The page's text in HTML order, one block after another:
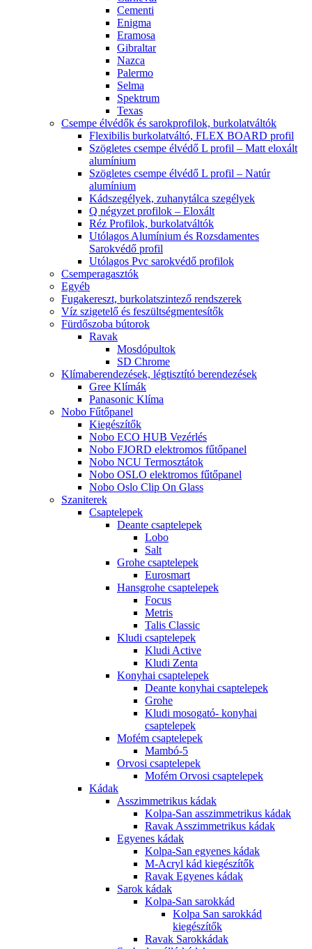
Cementi
Enigma
Eramosa
Gibraltar
Nazca
Palermo
Selma
Spektrum
Texas
Csempe élvédők és sarokprofilok, burkolatváltók
Flexibilis burkolatváltó, FLEX BOARD profil
Szögletes csempe élvédő L profil – Matt eloxált
alumínium
Szögletes csempe élvédő L profil – Natúr
alumínium
Kádszegélyek, zuhanytálca szegélyek
Q négyzet profilok – Eloxált
Réz Profilok, burkolatváltók
Utólagos Alumínium és Rozsdamentes
Sarokvédő profil
Utólagos Pvc sarokvédő profilok
Csemperagasztók
Egyéb
Fugakereszt, burkolatszintező rendszerek
Víz szigetelő és feszültségmentesítők
Fürdőszoba bútorok
Ravak
Mosdópultok
SD Chrome
Klímaberendezések, légtisztító berendezések
Gree Klímák
Panasonic Klíma
Nobo Fűtőpanel
Kiegészítők
Nobo ECO HUB Vezérlés
Nobo FJORD elektromos fűtőpanel
Nobo NCU Termosztátok
Nobo OSLO elektromos fűtőpanel
Nobo Oslo Clip On Glass
Szaniterek
Csaptelepek
Deante csaptelepek
Lobo
Salt
Grohe csaptelepek
Eurosmart
Hansgrohe csaptelepek
Focus
Metris
Talis Classic
Kludi csaptelepek
Kludi Active
Kludi Zenta
Konyhai csaptelepek
Deante konyhai csaptelepek
Grohe
Kludi mosogató- konyhai
csaptelepek
Mofém csaptelepek
Mambó-5
Orvosi csaptelepek
Mofém Orvosi csaptelepek
Kádak
Asszimmetrikus kádak
Kolpa-San asszimmetrikus kádak
Ravak Asszimmetrikus kádak
Egyenes kádak
Kolpa-San egyenes kádak
M-Acryl kád kiegészítők
Ravak Egyenes kádak
Sarok kádak
Kolpa-San sarokkád
Kolpa San sarokkád
kiegészítők
Ravak Sarokkádak